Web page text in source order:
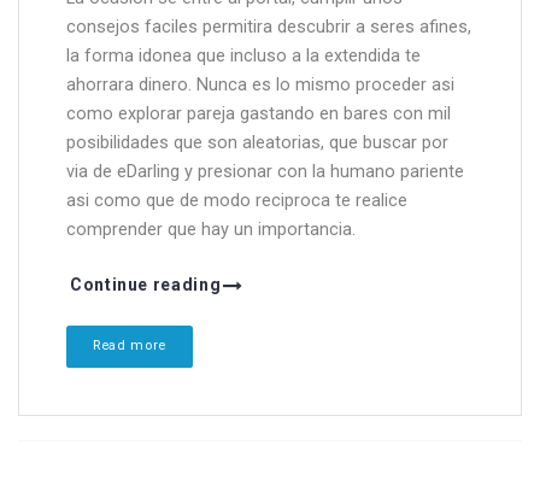
consejos faciles permitira descubrir a seres afines,
la forma idonea que incluso a la extendida te
ahorrara dinero. Nunca es lo mismo proceder asi
como explorar pareja gastando en bares con mil
posibilidades que son aleatorias, que buscar por
via de eDarling y presionar con la humano pariente
asi como que de modo reciproca te realice
comprender que hay un importancia.
Continue reading
Read more